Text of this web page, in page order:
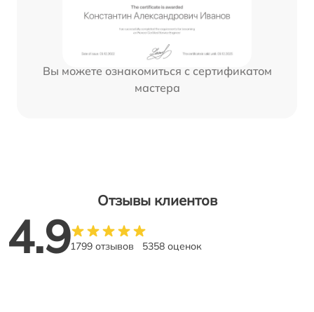
Вы можете ознакомиться с сертификатом
мастера
Отзывы клиентов
4.91799 отзывов 5358 оценок